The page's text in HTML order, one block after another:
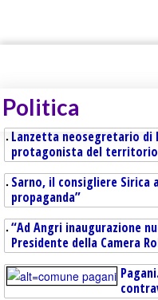
Politica
Lanzetta neosegretario
protagonista del
Sarno, il consigliere Sirica
propaganda”
“Ad Angri inaugurazione
Presidente della Camera